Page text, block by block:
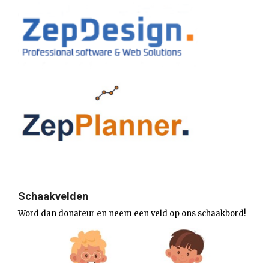
Schaakvelden
Word dan donateur en neem een veld op ons schaakbord!